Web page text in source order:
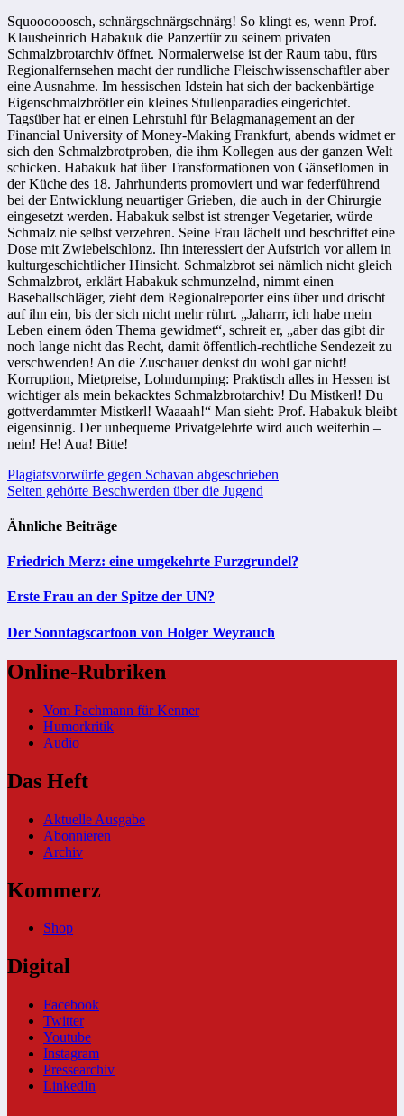
Squoooooosch, schnärgschnärgschnärg! So klingt es, wenn Prof.
Klausheinrich Habakuk die Panzertür zu seinem privaten
Schmalzbrotarchiv öffnet. Normalerweise ist der Raum tabu, fürs
Regionalfernsehen macht der rundliche Fleischwissenschaftler aber
eine Ausnahme. Im hessischen Idstein hat sich der backenbärtige
Eigenschmalzbrötler ein kleines Stullenparadies eingerichtet.
Tagsüber hat er einen Lehrstuhl für Belagmanagement an der
Financial University of Money-Making Frankfurt, abends widmet er
sich den Schmalzbrotproben, die ihm Kollegen aus der ganzen Welt
schicken. Habakuk hat über Transformationen von Gänseflomen in
der Küche des 18. Jahrhunderts promoviert und war federführend
bei der Entwicklung neuartiger Grieben, die auch in der Chirurgie
eingesetzt werden. Habakuk selbst ist strenger Vegetarier, würde
Schmalz nie selbst verzehren. Seine Frau lächelt und beschriftet eine
Dose mit Zwiebelschlonz. Ihn interessiert der Aufstrich vor allem in
kulturgeschichtlicher Hinsicht. Schmalzbrot sei nämlich nicht gleich
Schmalzbrot, erklärt Habakuk schmunzelnd, nimmt einen
Baseballschläger, zieht dem Regionalreporter eins über und drischt
auf ihn ein, bis der sich nicht mehr rührt. „Jaharrr, ich habe mein
Leben einem öden Thema gewidmet“, schreit er, „aber das gibt dir
noch lange nicht das Recht, damit öffentlich-rechtliche Sendezeit zu
verschwenden! An die Zuschauer denkst du wohl gar nicht!
Korruption, Mietpreise, Lohndumping: Praktisch alles in Hessen ist
wichtiger als mein bekacktes Schmalzbrotarchiv! Du Mistkerl! Du
gottverdammter Mistkerl! Waaaah!“ Man sieht: Prof. Habakuk bleibt
eigensinnig. Der unbequeme Privatgelehrte wird auch weiterhin –
nein! He! Aua! Bitte!
Beitragsnavigation
Plagiatsvorwürfe gegen Schavan abgeschrieben
Selten gehörte Beschwerden über die Jugend
Ähnliche Beiträge
Friedrich Merz: eine umgekehrte Furzgrundel?
Erste Frau an der Spitze der UN?
Der Sonntagscartoon von Holger Weyrauch
Online-Rubriken
Vom Fachmann für Kenner
Humorkritik
Audio
Das Heft
Aktuelle Ausgabe
Abonnieren
Archiv
Kommerz
Shop
Digital
Facebook
Twitter
Youtube
Instagram
Pressearchiv
LinkedIn